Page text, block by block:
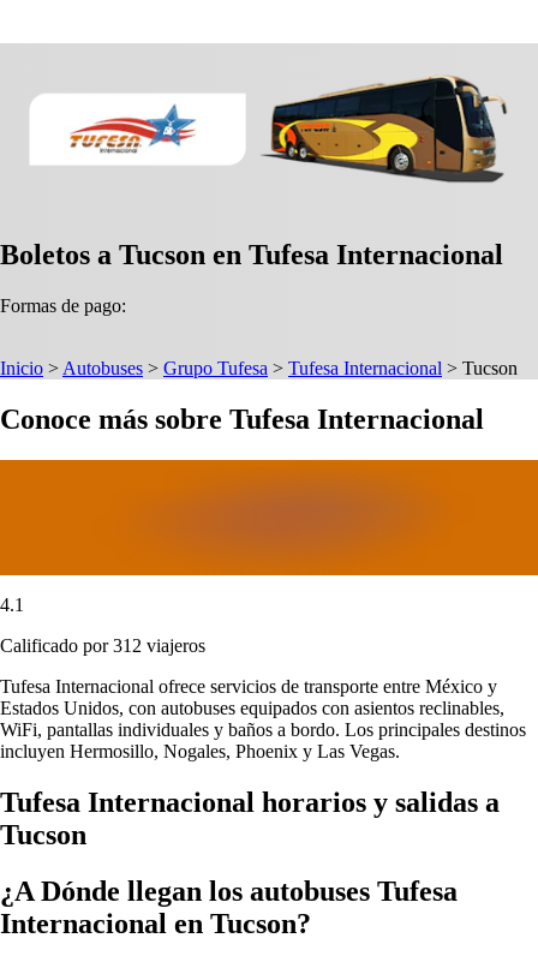
Boletos a Tucson en Tufesa Internacional
Formas de pago:
Inicio > Autobuses > Grupo Tufesa > Tufesa Internacional > Tucson
Conoce más sobre Tufesa Internacional
4.1
Calificado por 312 viajeros
Tufesa Internacional ofrece servicios de transporte entre México y
Estados Unidos, con autobuses equipados con asientos reclinables,
WiFi, pantallas individuales y baños a bordo. Los principales destinos
incluyen Hermosillo, Nogales, Phoenix y Las Vegas.
Tufesa Internacional horarios y salidas a
Tucson
¿A Dónde llegan los autobuses Tufesa
Internacional en Tucson?